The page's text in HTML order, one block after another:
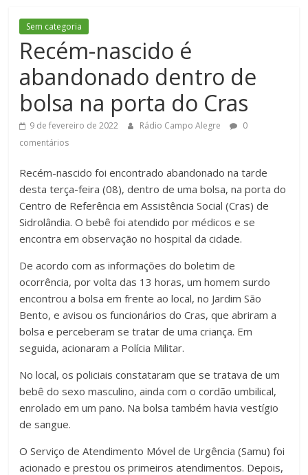
Sem categoria
Recém-nascido é
abandonado dentro de
bolsa na porta do Cras
9 de fevereiro de 2022 Rádio Campo Alegre
0
comentários
Recém-nascido foi encontrado abandonado na tarde
desta terça-feira (08), dentro de uma bolsa, na porta do
Centro de Referência em Assistência Social (Cras) de
Sidrolândia. O bebê foi atendido por médicos e se
encontra em observação no hospital da cidade.
De acordo com as informações do boletim de
ocorrência, por volta das 13 horas, um homem surdo
encontrou a bolsa em frente ao local, no Jardim São
Bento, e avisou os funcionários do Cras, que abriram a
bolsa e perceberam se tratar de uma criança. Em
seguida, acionaram a Polícia Militar.
No local, os policiais constataram que se tratava de um
bebê do sexo masculino, ainda com o cordão umbilical,
enrolado em um pano. Na bolsa também havia vestígio
de sangue.
O Serviço de Atendimento Móvel de Urgência (Samu) foi
acionado e prestou os primeiros atendimentos. Depois,